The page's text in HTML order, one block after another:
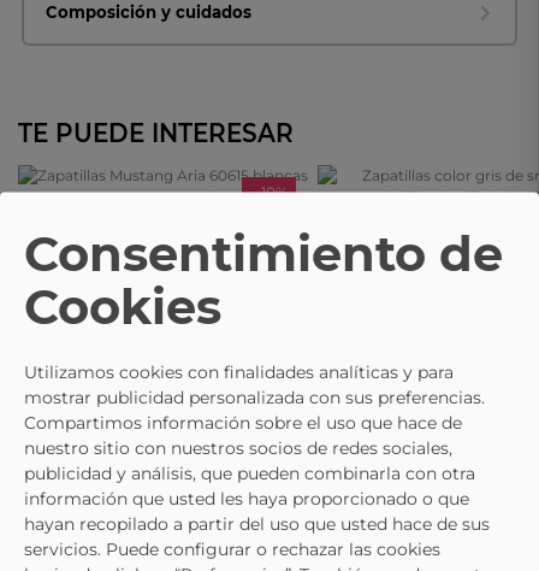
Composición y cuidados
TE PUEDE INTERESAR
- 10%
MUSTANG MTNG
Zapatillas Mustang Aria 60615
Blancas Y Rosas Para Mujer
26,95 € 29,95 €
MUSTANG MTNG
Zapatillas Color Gris De
Consentimiento de
Cookies
Utilizamos cookies con finalidades analíticas y para
mostrar publicidad personalizada con sus preferencias.
Compartimos información sobre el uso que hace de
nuestro sitio con nuestros socios de redes sociales,
publicidad y análisis, que pueden combinarla con otra
información que usted les haya proporcionado o que
hayan recopilado a partir del uso que usted hace de sus
servicios. Puede configurar o rechazar las cookies